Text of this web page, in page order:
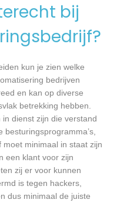
bij
kun je zien welke
bedrijven
en kan op diverse
betrekking hebben.
dienst zijn die verstand
minimaal in staat zijn
een klant voor zijn
zij er voor kunnen
is tegen hackers,
dus minimaal de juiste